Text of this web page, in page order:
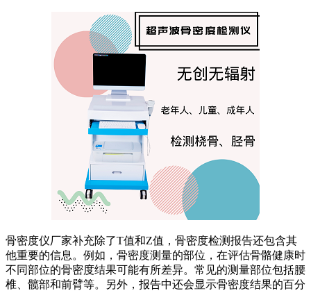
骨密度仪厂家补充除了T值和Z值，骨密度检测报告还包含其
他重要的信息。例如，骨密度测量的部位，在评估骨骼健康时
不同部位的骨密度结果可能有所差异。常见的测量部位包括腰
椎、髋部和前臂等。另外，报告中还会显示骨密度结果的百分